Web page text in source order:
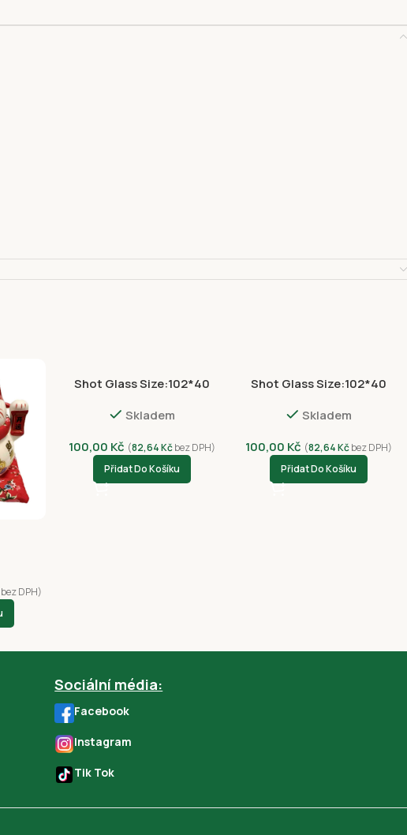
DPH)
Shot Glass Size:102*40
Skladem
100,00 Kč (82,64Kčbez DPH)
Přidat Do Košíku
Shot Glass Size:102*40
Skladem
100,00 Kč (82,64Kčbez DPH)
Přidat Do Košíku
Sociální média:
Facebook
Instagram
Tik Tok